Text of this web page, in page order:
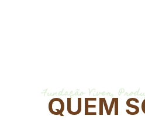
Fundação Viver,
QUEM